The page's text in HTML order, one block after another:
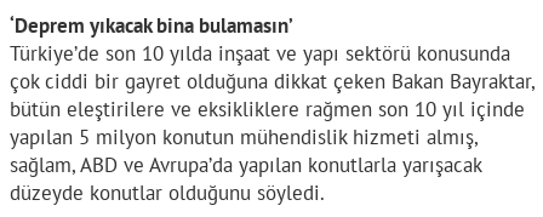
‘Deprem yıkacak bina bulamasın’
Türkiye’de son 10 yılda inşaat ve yapı sektörü konusunda
çok ciddi bir gayret olduğuna dikkat çeken Bakan Bayraktar,
bütün eleştirilere ve eksikliklere rağmen son 10 yıl içinde
yapılan 5 milyon konutun mühendislik hizmeti almış,
sağlam, ABD ve Avrupa’da yapılan konutlarla yarışacak
düzeyde konutlar olduğunu söyledi.